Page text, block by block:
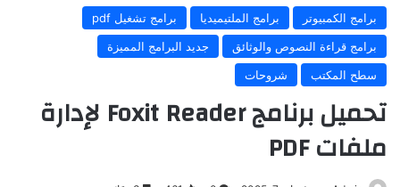
برامج الكمبيوتر برامج الملتيميديا
برامج تشغيل pdf
برامج قراءة النصوص والوثائق
جديد البرامج المميزة
سطح المكتب
شروحات
تحميل برنامج Foxit Reader لإدارة
ملفات PDF